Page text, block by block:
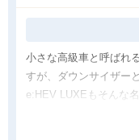
エンジンの始動が多い
と言う間で直ぐにエン
制御に入ります。そう
エンジンが高い確率で
小さな高級車と呼ばれ
すが、ダウンサイザー
e:HEV LUXEもそんな
ヤーモデルからヴェ